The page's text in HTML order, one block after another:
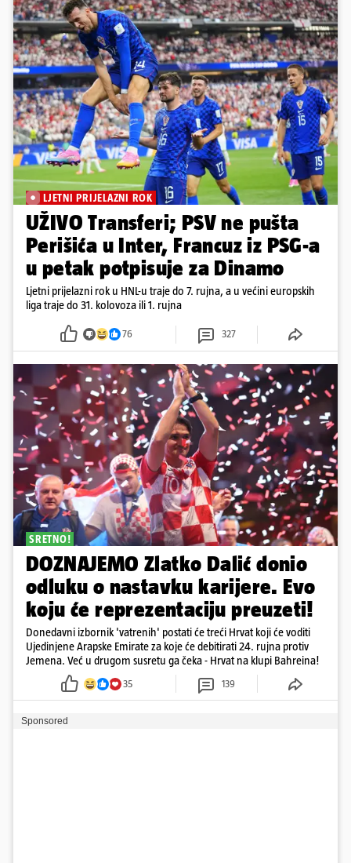
LJETNI PRIJELAZNI ROK
UŽIVO Transferi; PSV ne pušta
Perišića u Inter, Francuz iz PSG-a
u petak potpisuje za Dinamo
Ljetni prijelazni rok u HNL-u traje do 7. rujna, a u većini europskih
liga traje do 31. kolovoza ili 1. rujna
76 327
SRETNO!
DOZNAJEMO Zlatko Dalić donio
odluku o nastavku karijere. Evo
koju će reprezentaciju preuzeti!
Donedavni izbornik 'vatrenih' postati će treći Hrvat koji će voditi
Ujedinjene Arapske Emirate za koje će debitirati 24. rujna protiv
Jemena. Već u drugom susretu ga čeka - Hrvat na klupi Bahreina!
35 139
Sponsored